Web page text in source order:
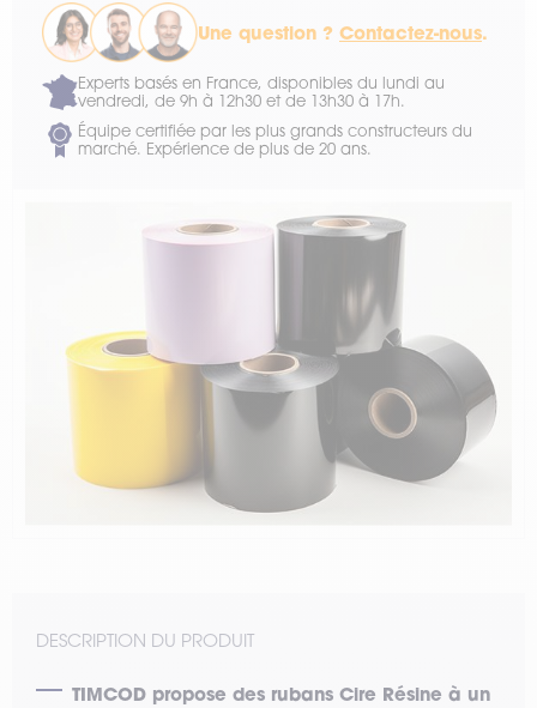
Une question ? Contactez-nous.
Experts basés en France, disponibles du lundi au
vendredi, de 9h à 12h30 et de 13h30 à 17h.
Équipe certifiée par les plus grands constructeurs du
marché. Expérience de plus de 20 ans.
DESCRIPTION DU PRODUIT
TIMCOD propose des rubans Cire Résine à un